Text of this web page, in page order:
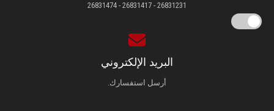
26831231 - 26831417 - 26831474
البريد الإلكتروني
أرسل استفسارك.